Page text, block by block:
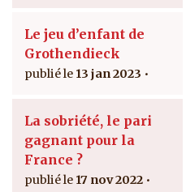
Le jeu d’enfant de
Grothendieck
13 jan 2023
La sobriété, le pari
gagnant pour la
France ?
17 nov 2022